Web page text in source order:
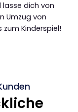
lasse dich von
Umzug von
zum Kinderspiel!